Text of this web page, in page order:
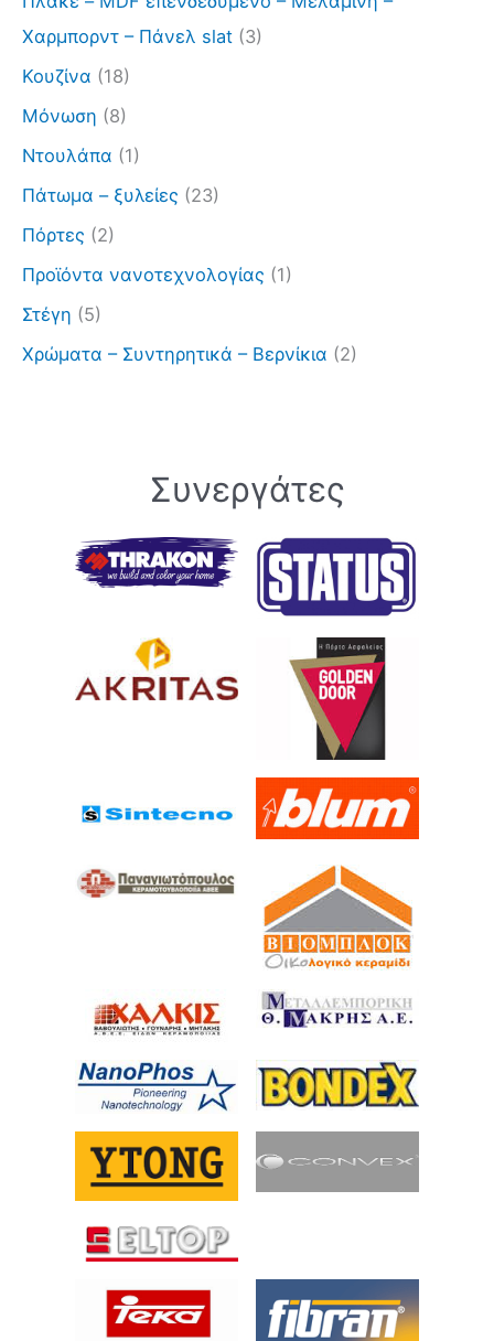
Χαρμπορντ – Πάνελ slat (3)
Κουζίνα (18)
Μόνωση (8)
Ντουλάπα (1)
Πάτωμα – ξυλείες (23)
Πόρτες (2)
Προϊόντα νανοτεχνολογίας (1)
Στέγη (5)
Χρώματα – Συντηρητικά – Βερνίκια (2)
Συνεργάτες